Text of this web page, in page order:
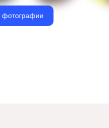
фотографии